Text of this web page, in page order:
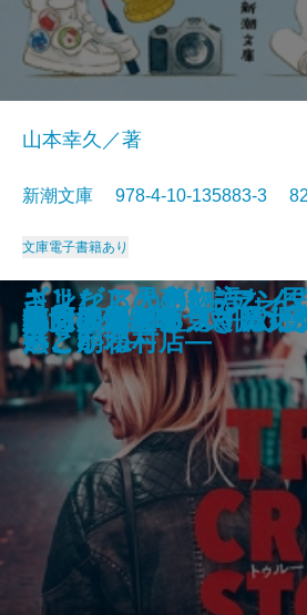
心は孤独な狩人
龍ノ国幻想6 双飛の暁
月夜の散歩
あしたの名医―伊豆中
ター―
日蓮
ギリシア人の物語3―
リシアの終焉―
江戸の空、水面の風―
瑛仕入帖―
泳ぐ者
ちよぼ―加賀百万石を
神様には負けられない
山本幸久／著
新潮文庫 978-4-10-135883-3
文庫電子書籍あり
トゥルー・クライム・
魔女推理―嘘つき魔女
コンビニ兄弟3―テン
港こがね村店―
さよならの言い方なん
い。8
龍ノ国幻想5 双飛の闇
血も涙もある
ギリシア人の物語2―
熟と崩壊―
鳴門の渦潮を見ていた
処女の道程
草原のサーカス